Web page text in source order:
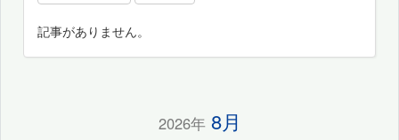
記事がありません。
2026年8月